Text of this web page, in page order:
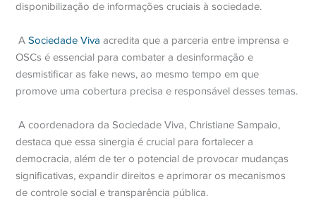
disponibilização de informações cruciais à sociedade.
ASociedade Viva acredita que a parceria entre imprensa e
OSCs é essencial para combater a desinformação e
desmistificar as fake news, ao mesmo tempo em que
promove uma cobertura precisa e responsável desses temas.
A coordenadora da Sociedade Viva, Christiane Sampaio,
destaca que essa sinergia é crucial para fortalecer a
democracia, além de ter o potencial de provocar mudanças
significativas, expandir direitos e aprimorar os mecanismos
de controle social e transparência pública.